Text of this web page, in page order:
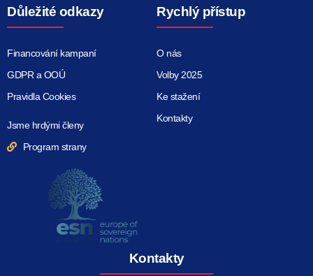
Důležité odkazy
Financování kampaní
GDPR a OOÚ
Pravidla Cookies
Jsme hrdými členy
Program strany
Rychlý přístup
O nás
Volby 2025
Ke stažení
Kontakty
Kontakty